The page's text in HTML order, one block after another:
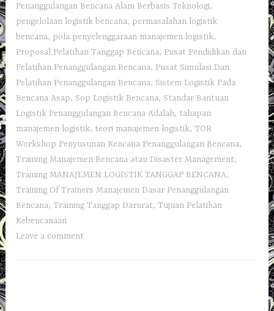
Penanggulangan Bencana Alam Berbasis Teknologi,
pengelolaan logistik bencana, permasalahan logistik
bencana, pola penyelenggaraan manajemen logistik,
Proposal Pelatihan Tanggap Bencana, Pusat Pendidikan dan
Pelatihan Penanggulangan Bencana, Pusat Simulasi Dan
Pelatihan Penanggulangan Bencana, Sistem Logistik Pada
Bencana Asap, Sop Logistik Bencana, Standar Bantuan
Logistik Penanggulangan Bencana Adalah, tahapan
manajemen logistik, teori manajemen logistik,TOR
Workshop Penyusunan Rencana Penanggulangan Bencana,
Training Manajemen Bencana atau Disaster Management,
Training MANAJEMEN LOGISTIK TANGGAP BENCANA,
Training Of Trainers Manajemen Dasar Penanggulangan
Bencana,Training Tanggap Darurat,Tujuan Pelatihan
Kebencanaan
Leave a comment